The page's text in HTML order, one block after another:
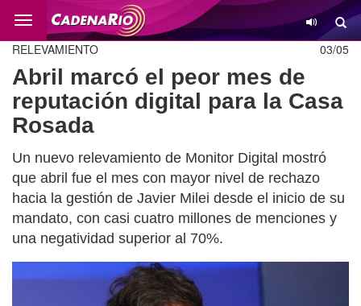
Cambio
03/05
RELEVAMIENTO
Abril marcó el peor mes de
reputación digital para la Casa
Rosada
Un nuevo relevamiento de Monitor Digital mostró
que abril fue el mes con mayor nivel de rechazo
hacia la gestión de Javier Milei desde el inicio de su
mandato, con casi cuatro millones de menciones y
una negatividad superior al 70%.